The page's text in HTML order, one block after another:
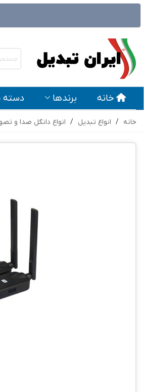
خانه برندها دسته
خانه / انواع تبدیل / انواع دانگل صدا و